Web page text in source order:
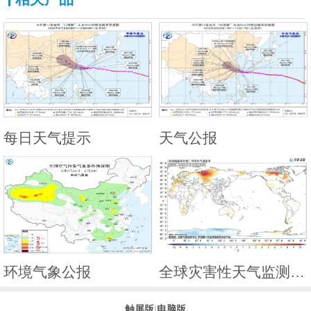
每日天气提示 天气公报
环境气象公报 全球灾害性天气监测月报